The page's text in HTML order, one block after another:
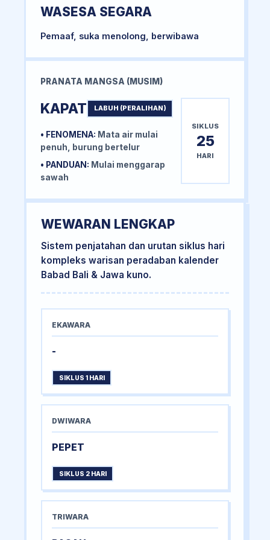
WASESA SEGARA
Pemaaf, suka menolong, berwibawa
PRANATA MANGSA (MUSIM)
KAPAT LABUH (PERALIHAN)
• FENOMENA: Mata air mulai
penuh, burung bertelur
• PANDUAN: Mulai menggarap
sawah
SIKLUS
25
HARI
WEWARAN LENGKAP
Sistem penjatahan dan urutan siklus hari
kompleks warisan peradaban kalender
Babad Bali & Jawa kuno.
EKAWARA
-
SIKLUS 1 HARI
DWIWARA
PEPET
SIKLUS 2 HARI
TRIWARA